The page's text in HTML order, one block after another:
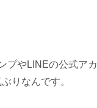
プやLINEの公式アカ
りなんです。